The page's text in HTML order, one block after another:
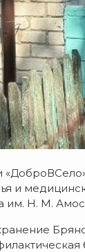
и
им. Н. М.